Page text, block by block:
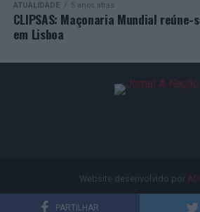
PARTILHAR
ATUALIDADE 5 anos atrás
CLIPSAS: Maçonaria Mundial reúne-
em Lisboa
Website desenvolvido por